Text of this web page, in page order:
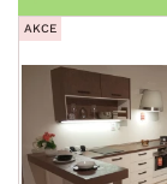
AKCE